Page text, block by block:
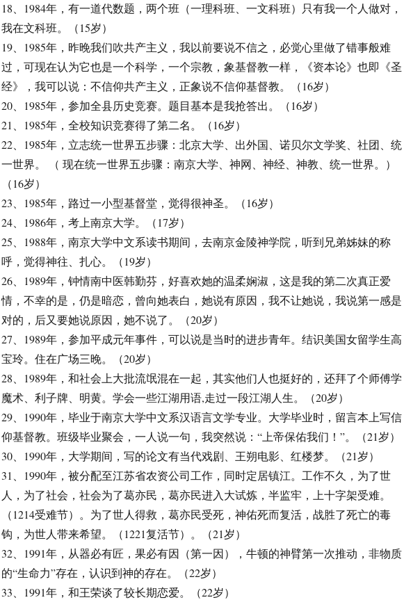
18、1984年，有一道代数题，两个班（一理科班、一文科班）只有我一个人做对，
我在文科班。（15岁）
19、1985年，昨晚我们吹共产主义，我以前要说不信之，必觉心里做了错事般难
过，可现在认为它也是一个科学，一个宗教，象基督教一样，《资本论》也即《圣
经》，我可以说：不信仰共产主义，正象说不信仰基督教。（16岁）
20、1985年，参加全县历史竞赛。题目基本是我抢答出。（16岁）
21、1985年，全校知识竞赛得了第二名。（16岁）
22、1985年，立志统一世界五步骤：北京大学、出外国、诺贝尔文学奖、社团、统
一世界。 （ 现在统一世界五步骤：南京大学、神网、神经、神教、统一世界。）
（16岁）
23、1985年，路过一小型基督堂，觉得很神圣。（16岁）
24、1986年，考上南京大学。（17岁）
25、1988年，南京大学中文系读书期间，去南京金陵神学院，听到兄弟姊妹的称
呼，觉得神往、扎心。（19岁）
26、1989年，钟情南中医韩勤芬，好喜欢她的温柔娴淑，这是我的第二次真正爱
情，不幸的是，仍是暗恋，曾向她表白，她说有原因，我不让她说，我说第一感是
对的，后又要她说原因，她不说了。（20岁）
27、1989年，参加平成元年事件，可以说是当时的进步青年。结识美国女留学生高
宝玲。住在广场三晚。（20岁）
28、1989年，和社会上大批流氓混在一起，其实他们人也挺好的，还拜了个师傅学
魔术、利子牌、明黄。学会一些江湖用语,走过一段江湖人生。（20岁）
29、1990年，毕业于南京大学中文系汉语言文学专业。大学毕业时，留言本上写信
仰基督教。班级毕业聚会，一人说一句，我突然说：“上帝保佑我们！”。（21岁）
30、1990年，大学期间，写的论文有当代戏剧、王朔电影、红楼梦。（21岁）
31、1990年，被分配至江苏省农资公司工作，同时定居镇江。工作不久，为了世
人，为了社会，社会为了葛亦民，葛亦民进入大试炼，半监牢，上十字架受难。
（1214受难节）。为了世人得救，葛亦民受死，神佑死而复活，战胜了死亡的毒
钩，为世人带来希望。（1221复活节）。（21岁）
32、1991年，从器必有匠，果必有因（第一因），牛顿的神臂第一次推动，非物质
的“生命力”存在，认识到神的存在。（22岁）
33、1991年，和王荣谈了较长期恋爱。（22岁）